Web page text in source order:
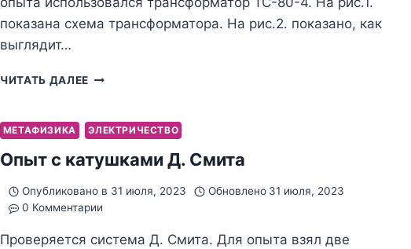
показана схема трансформатора. На рис.2. показано, как
выглядит…
ЧИТАТЬ ДАЛЕЕ ПО
СМИТА
(ОПЫТ)
МЕТАФИЗИКА ЭЛЕКТРИЧЕСТВО
Опыт с катушками Д. Смита
Опубликовано в 31 июля, 2023 Обновлено 31 июля, 2023
0 Комментарии
Проверяется система Д. Смита. Для опыта взял две